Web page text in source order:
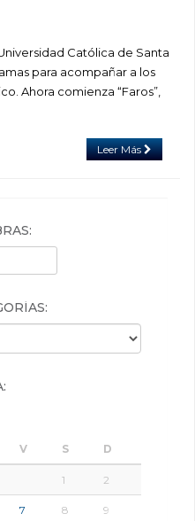
Católica de Santa
para acompañar a los
Ahora comienza “Faros”,
Leer Más
V S D
1 2
7 8 9